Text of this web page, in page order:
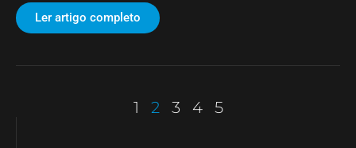
Ler artigo completo
1 2 3 4 5